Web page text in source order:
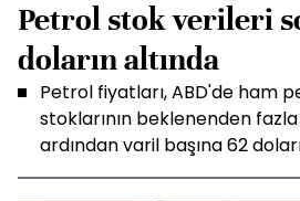
Petrol stok verileri
doların altında
Petrol fiyatları, ABD'de ham
stoklarının beklenenden
ardından varil başına 62